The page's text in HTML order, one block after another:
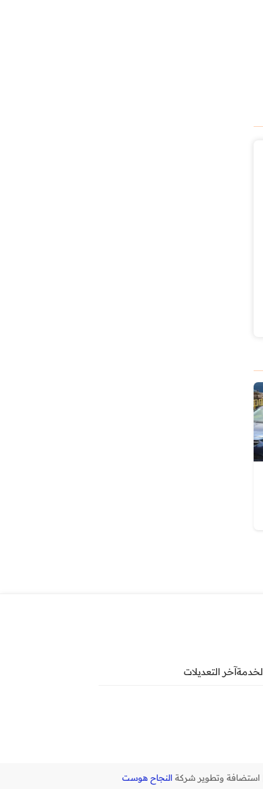
آخر التعديلات
النجاح هوست